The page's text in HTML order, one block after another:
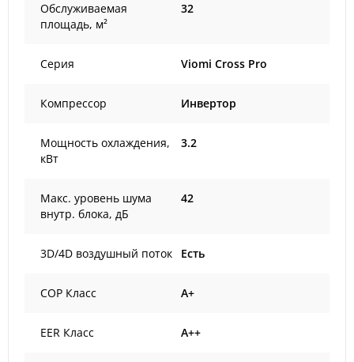
Обслуживаемая
площадь, м²
32
Серия Viomi Cross Pro
Компрессор Инвертор
Мощность охлаждения,
кВт
3.2
Макс. уровень шума
внутр. блока, дБ
42
3D/4D воздушный поток Есть
COP Класс A+
EER Класс A++